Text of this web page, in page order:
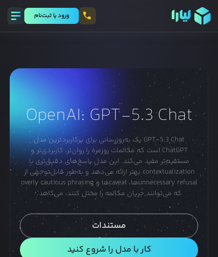
ورود يا ثبت‌نام
OpenAI: GPT-5.3 Chat
GPT-5.3 Chat یک به‌روزرسانی برای پرکاربردترین مدل
ChatGPT است که مکالمات روزمره را روان‌تر، کاربردی‌تر و
مستقیم‌تر مفید می‌کند. این مدل پاسخ‌های دقیق‌تری با
contextualization بهتر ارائه می‌دهد و به‌طور قابل‌توجهی از
unnecessary refusalها، caveatها و overly cautious phrasing
که می‌توانند جریان مکالمه را مختل کنند، می‌کاهد.
مستندات
کار با مدل را شروع کنید